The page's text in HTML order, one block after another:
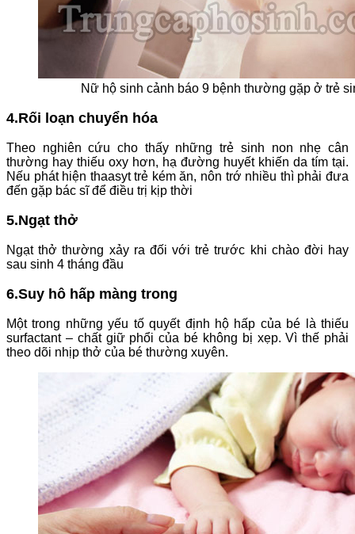
Nữ hộ sinh cảnh báo 9 bệnh thường gặp ở trẻ
4.Rối loạn chuyển hóa​
Theo nghiên cứu cho thấy những trẻ sinh non nhẹ cân
thường hay thiếu oxy hơn, hạ đường huyết khiến da tím tại.
Nếu phát hiện thaasyt trẻ kém ăn, nôn trớ nhiều thì phải đưa
đến gặp bác sĩ để điều trị kịp thời
5.Ngạt thở​
Ngạt thở thường xảy ra đối với trẻ trước khi chào đời hay
sau sinh 4 tháng đầu
6.Suy hô hấp màng trong
Một trong những yếu tố quyết định hộ hấp của bé là thiếu
surfactant – chất giữ phổi của bé không bị xẹp. Vì thế phải
theo dõi nhịp thở của bé thường xuyên.